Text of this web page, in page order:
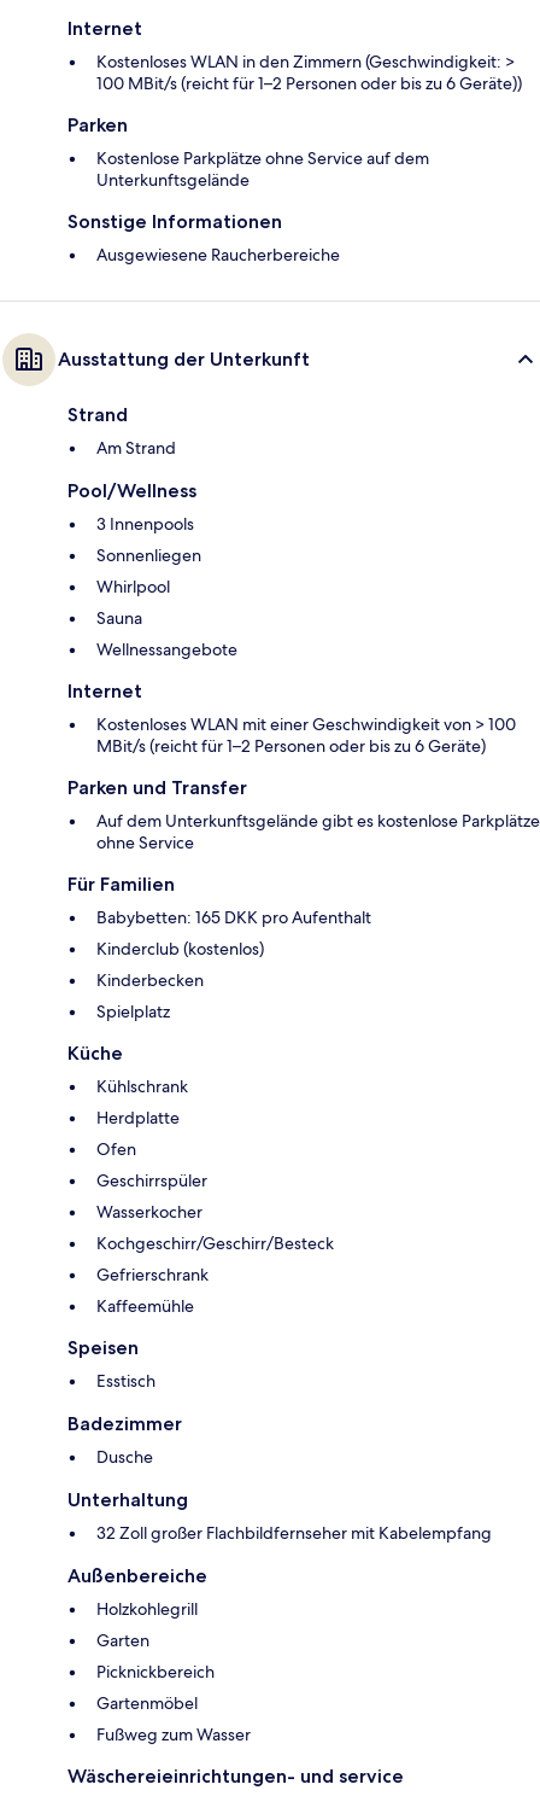
Internet
Kostenloses WLAN in den Zimmern (Geschwindigkeit: >
100 MBit/s (reicht für 1–2 Personen oder bis zu 6 Geräte))
Parken
Kostenlose Parkplätze ohne Service auf dem
Unterkunftsgelände
Sonstige Informationen
Ausgewiesene Raucherbereiche
Ausstattung der Unterkunft
Strand
Am Strand
Pool/Wellness
3 Innenpools
Sonnenliegen
Whirlpool
Sauna
Wellnessangebote
Internet
Kostenloses WLAN mit einer Geschwindigkeit von > 100
MBit/s (reicht für 1–2 Personen oder bis zu 6 Geräte)
Parken und Transfer
Auf dem Unterkunftsgelände gibt es kostenlose Parkplätze
ohne Service
Für Familien
Babybetten: 165 DKK pro Aufenthalt
Kinderclub (kostenlos)
Kinderbecken
Spielplatz
Küche
Kühlschrank
Herdplatte
Ofen
Geschirrspüler
Wasserkocher
Kochgeschirr/Geschirr/Besteck
Gefrierschrank
Kaffeemühle
Speisen
Esstisch
Badezimmer
Dusche
Unterhaltung
32 Zoll großer Flachbildfernseher mit Kabelempfang
Außenbereiche
Holzkohlegrill
Garten
Picknickbereich
Gartenmöbel
Fußweg zum Wasser
Wäschereieinrichtungen- und service